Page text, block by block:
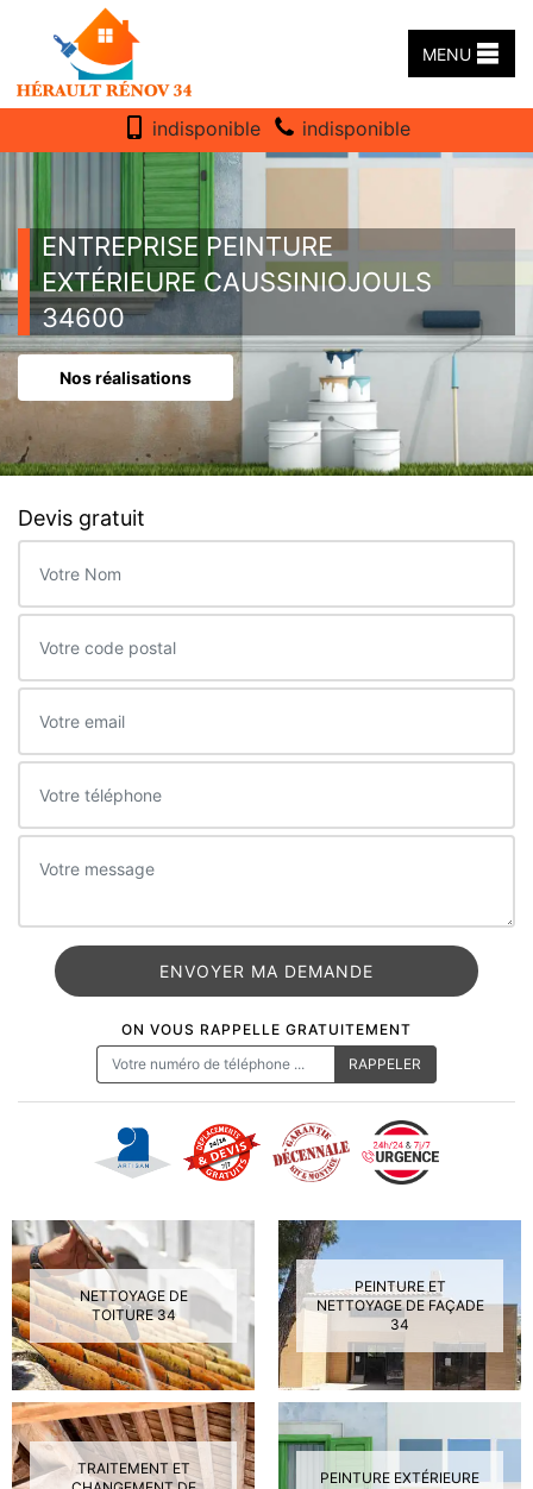
MENU
indisponible indisponible
ENTREPRISE PEINTURE
EXTÉRIEURE CAUSSINIOJOULS
34600
Nos réalisations
Devis gratuit
ON VOUS RAPPELLE GRATUITEMENT
NETTOYAGE DE
TOITURE 34
PEINTURE ET
NETTOYAGE DE FAÇADE
34
TRAITEMENT ET
PEINTURE EXTÉRIEURE